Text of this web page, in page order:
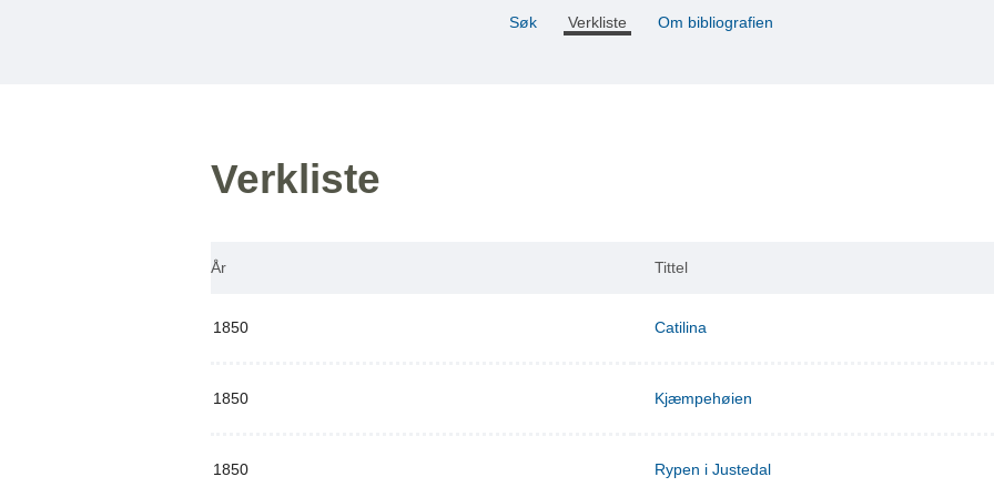
Søk Verkliste Om bibliografien
Verkliste
År Tittel
1850 Catilina
1850 Kjæmpehøien
1850 Rypen i Justedal